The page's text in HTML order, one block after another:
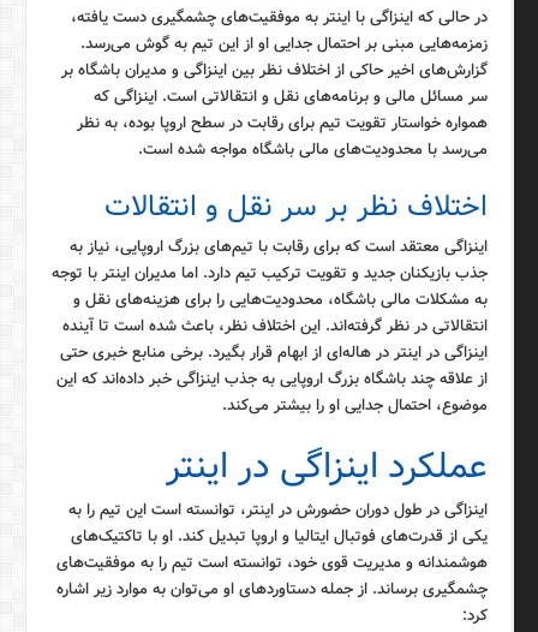
در حالی که اینزاگی با اینتر به موفقیت‌های چشمگیری دست یافته،
زمزمه‌هایی مبنی بر احتمال جدایی او از این تیم به گوش می‌رسد.
گزارش‌های اخیر حاکی از اختلاف نظر بین اینزاگی و مدیران باشگاه بر
سر مسائل مالی و برنامه‌های نقل و انتقالاتی است. اینزاگی که
همواره خواستار تقویت تیم برای رقابت در سطح اروپا بوده، به نظر
می‌رسد با محدودیت‌های مالی باشگاه مواجه شده است.
اختلاف نظر بر سر نقل و انتقالات
اینزاگی معتقد است که برای رقابت با تیم‌های بزرگ اروپایی، نیاز به
جذب بازیکنان جدید و تقویت ترکیب تیم دارد. اما مدیران اینتر با توجه
به مشکلات مالی باشگاه، محدودیت‌هایی را برای هزینه‌های نقل و
انتقالاتی در نظر گرفته‌اند. این اختلاف نظر، باعث شده است تا آینده
اینزاگی در اینتر در هاله‌ای از ابهام قرار بگیرد. برخی منابع خبری حتی
از علاقه چند باشگاه بزرگ اروپایی به جذب اینزاگی خبر داده‌اند که این
موضوع، احتمال جدایی او را بیشتر می‌کند.
عملکرد اینزاگی در اینتر
اینزاگی در طول دوران حضورش در اینتر، توانسته است این تیم را به
یکی از قدرت‌های فوتبال ایتالیا و اروپا تبدیل کند. او با تاکتیک‌های
هوشمندانه و مدیریت قوی خود، توانسته است تیم را به موفقیت‌های
چشمگیری برساند. از جمله دستاوردهای او می‌توان به موارد زیر اشاره
کرد: